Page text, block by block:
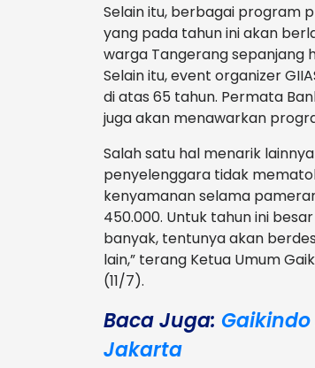
Selain itu, berbagai program
yang pada tahun ini akan
warga Tangerang sepanjang
Selain itu, event organizer
di atas 65 tahun. Permata
juga akan menawarkan
Salah satu hal menarik
penyelenggara tidak
kenyamanan selama
450.000. Untuk tahun ini
banyak, tentunya akan
lain,” terang Ketua Umum
(11/7).
Baca Juga:
Jakarta